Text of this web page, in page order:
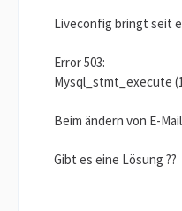
Liveconfig bringt seit
Error 503:
Mysql_stmt_execute
Beim ändern von E-
Gibt es eine Lösung ??